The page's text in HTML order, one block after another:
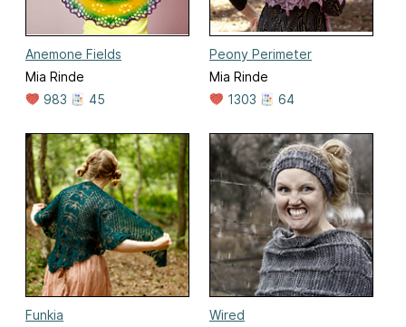
Anemone Fields
Mia Rinde
983
45
Peony Perimeter
Mia Rinde
1303
64
Funkia
Wired